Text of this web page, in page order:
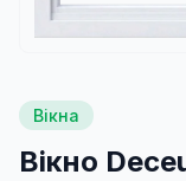
Вікна
Вікно